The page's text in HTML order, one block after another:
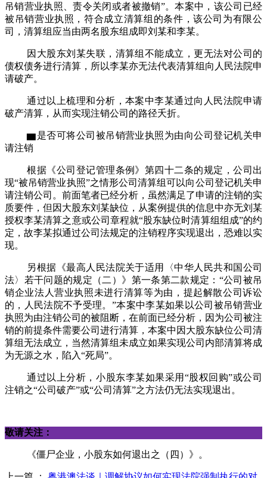
吊销营业执照、责令关闭或者被撤销”。本案中，该公司已经
被吊销营业执照，符合成立清算组的条件，该公司为有限公
司，清算组应当由两名股东组成即刘某和李某。
因大股东刘某失联，清算组不能成立，更无法对公司的
债权债务进行清算，所以李某亦无法代表清算组向人民法院申
请破产。
通过以上梳理和分析，本案中李某通过向人民法院申请
破产清算，从而实现注销公司的路径夭折。
▆是否可将公司被吊销营业执照为由向公司登记机关申
请注销
根据《公司登记管理条例》第四十二条的规定，公司出
现“被吊销营业执照”之情形公司清算组可以向公司登记机关申
请注销公司。前面笔者已经分析，虽然满足了申请的注销的实
质要件，但因大股东刘某缺位，从案例提供的信息中亦无刘某
授权李某清算之意或公司章程就“股东缺位时清算组组成”的约
定，故李某拟通过公司法规定的注销程序实现退出，恐难以实
现。
另根据《最高人民法院关于适用〈中华人民共和国公司
法〉若干问题的规定（二）》第一条第二款规定： “公司被吊
销企业法人营业执照未进行清算等为由，提起解散公司诉讼
的，人民法院不予受理。”本案中李某如果以公司被吊销营业
执照为由注销公司的被阻断，在前面已经分析，因为公司被注
销的前提条件需要公司进行清算，本案中因大股东缺位公司清
算组无法成立，当然清算组未成立如果实现公司内部清算将成
为无源之水，陷入“死局”。
通过以上分析，小股东李某如果采用 “股权回购”或公司
注销之“公司破产”或“公司清算”之方法仍无法实现退出。
敬请关注：
《僵尸企业，小股东如何退出之（四）》。